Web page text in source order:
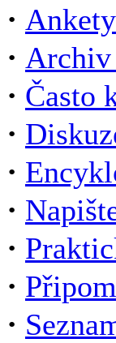
· Ankety
· Archiv
· Často
·
·
·
·
·
·